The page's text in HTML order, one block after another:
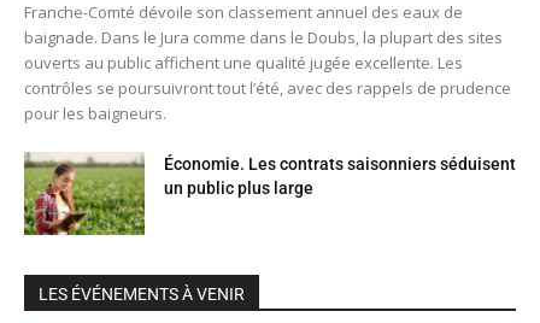
Franche-Comté dévoile son classement annuel des eaux de
baignade. Dans le Jura comme dans le Doubs, la plupart des sites
ouverts au public affichent une qualité jugée excellente. Les
contrôles se poursuivront tout l’été, avec des rappels de prudence
pour les baigneurs.
Économie. Les contrats saisonniers séduisent
un public plus large
LES ÉVÉNEMENTS À VENIR